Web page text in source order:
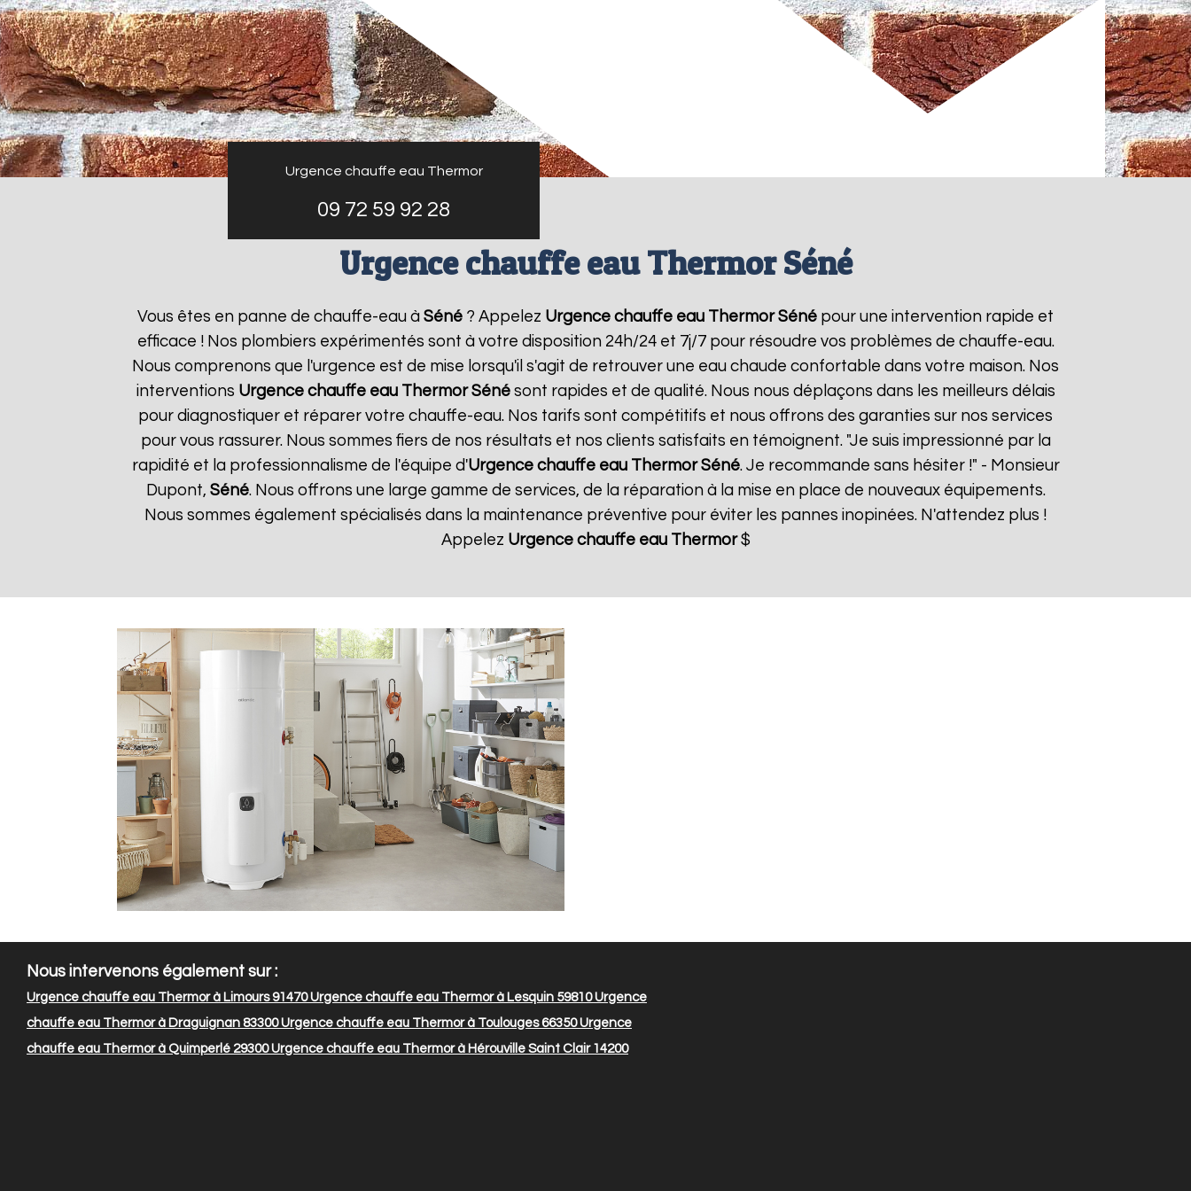
Urgence chauffe eau Thermor
09 72 59 92 28
Urgence chauffe eau Thermor Séné
Vous êtes en panne de chauffe-eau à Séné ? Appelez Urgence chauffe eau Thermor Séné pour une intervention rapide et
efficace ! Nos plombiers expérimentés sont à votre disposition 24h/24 et 7j/7 pour résoudre vos problèmes de chauffe-eau.
Nous comprenons que l'urgence est de mise lorsqu'il s'agit de retrouver une eau chaude confortable dans votre maison. Nos
interventions Urgence chauffe eau Thermor Sénésont rapides et de qualité. Nous nous déplaçons dans les meilleurs délais
pour diagnostiquer et réparer votre chauffe-eau. Nos tarifs sont compétitifs et nous offrons des garanties sur nos services
pour vous rassurer. Nous sommes fiers de nos résultats et nos clients satisfaits en témoignent. "Je suis impressionné par la
rapidité et la professionnalisme de l'équipe d'Urgence chauffe eau Thermor Séné. Je recommande sans hésiter !" - Monsieur
Dupont, Séné. Nous offrons une large gamme de services, de la réparation à la mise en place de nouveaux équipements.
Nous sommes également spécialisés dans la maintenance préventive pour éviter les pannes inopinées. N'attendez plus !
Appelez Urgence chauffe eau Thermor$
Nous intervenons également sur :
Urgence chauffe eau Thermor à Limours 91470Urgence chauffe eau Thermor à Lesquin 59810Urgence
chauffe eau Thermor à Draguignan 83300Urgence chauffe eau Thermor à Toulouges 66350Urgence
chauffe eau Thermor à Quimperlé 29300Urgence chauffe eau Thermor à Hérouville Saint Clair 14200